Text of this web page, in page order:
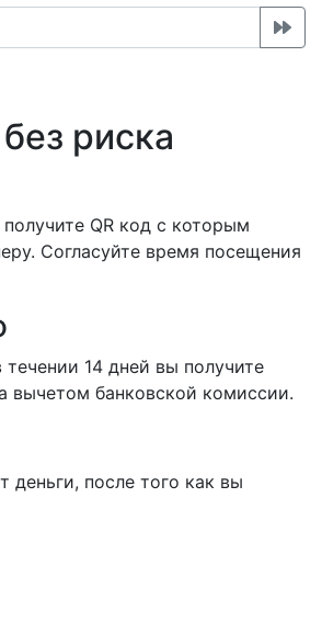
риска
QR код с которым
Согласуйте время посещения
течении 14 дней вы получите
вычетом банковской комиссии.
деньги, после того как вы